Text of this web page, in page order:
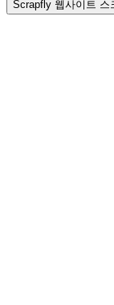
Scrapfly 웹사이트 스